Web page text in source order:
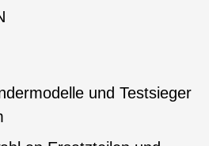
und Testsieger